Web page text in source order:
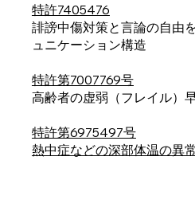
特許7405476
誹謗中傷対策と言論の自由
ュニケーション構造
特許第7007769号
高齢者の虚弱（フレイル）
特許第6975497号
熱中症などの深部体温の異